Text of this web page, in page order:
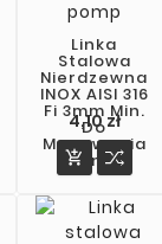
Linka
Stalowa
Nierdzewna
INOX AISI 316
Fi 3mm Min.
Do
Mocowania
Pomp
4,10 złCena
